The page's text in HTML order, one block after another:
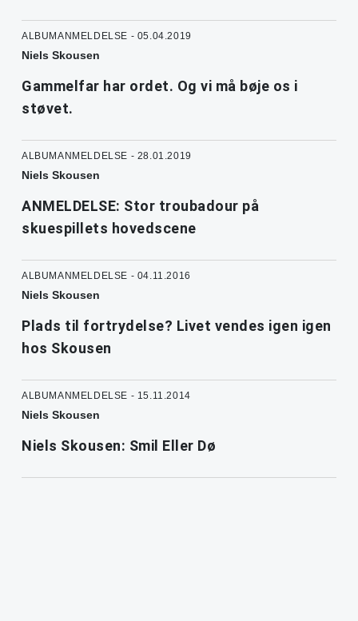
ALBUMANMELDELSE - 05.04.2019
Niels Skousen
Gammelfar har ordet. Og vi må bøje os i
støvet.
ALBUMANMELDELSE - 28.01.2019
Niels Skousen
ANMELDELSE: Stor troubadour på
skuespillets hovedscene
ALBUMANMELDELSE - 04.11.2016
Niels Skousen
Plads til fortrydelse? Livet vendes igen igen
hos Skousen
ALBUMANMELDELSE - 15.11.2014
Niels Skousen
Niels Skousen: Smil Eller Dø